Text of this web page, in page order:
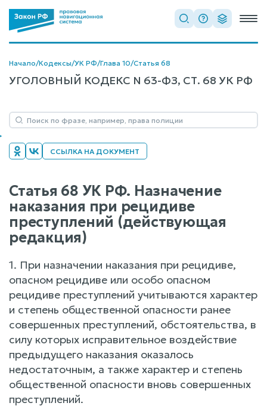
Начало/Кодексы/УК РФ/Глава 10/Статья 68
УГОЛОВНЫЙ КОДЕКС N 63-ФЗ, СТ. 68 УК РФ
ССЫЛКА НА ДОКУМЕНТ
Статья 68 УК РФ. Назначение
наказания при рецидиве
преступлений (действующая
редакция)
1. При назначении наказания при рецидиве,
опасном рецидиве или особо опасном
рецидиве преступлений учитываются характер
и степень общественной опасности ранее
совершенных преступлений, обстоятельства, в
силу которых исправительное воздействие
предыдущего наказания оказалось
недостаточным, а также характер и степень
общественной опасности вновь совершенных
преступлений.